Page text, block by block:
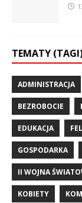
TEMATY
ADMINISTRACJA
BEZROBOCIE
EDUKACJA
GOSPODARKA
II WOJNA
KOBIETY